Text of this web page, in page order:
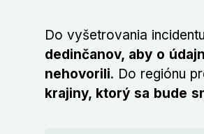
Do vyšetrovania
dedinčanov, aby o
nehovorili. Do regiónu
krajiny, ktorý sa bude